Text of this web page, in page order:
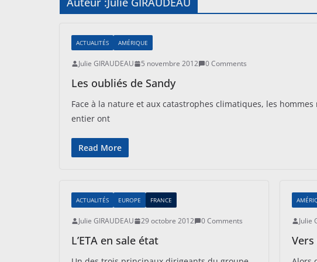
ACTUALITÉS AMÉRIQUE
Julie GIRAUDEAU 5 novembre 2012 0 Comments
Les oubliés de Sandy
Face à la nature et aux catastrophes climatiques, les
entier ont
Read More
ACTUALITÉS EUROPE FRANCE
Julie GIRAUDEAU 29 octobre 2012 0 Comments
L’ETA en sale état
Julie